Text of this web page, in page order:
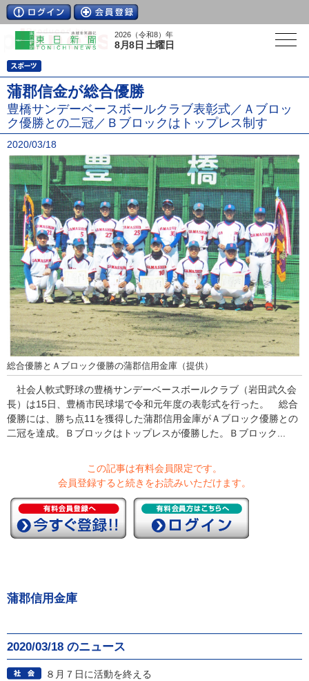
2026（令和8）年
8月8日 土曜日
蒲郡信金が総合優勝
豊橋サンデーベースボールクラブ表彰式／Ａブロッ
ク優勝との二冠／Ｂブロックはトップレス制す
2020/03/18
総合優勝とＡブロック優勝の蒲郡信用金庫（提供）
社会人軟式野球の豊橋サンデーベースボールクラブ（岩田武久会
長）は15日、豊橋市民球場で令和元年度の表彰式を行った。 総合
優勝には、勝ち点11を獲得した蒲郡信用金庫がＡブロック優勝との
二冠を達成。Ｂブロックはトップレスが優勝した。Ｂブロック...
この記事は有料会員限定です。
会員登録すると続きをお読みいただけます。
蒲郡信用金庫
2020/03/18 のニュース
８月７日に活動を終える